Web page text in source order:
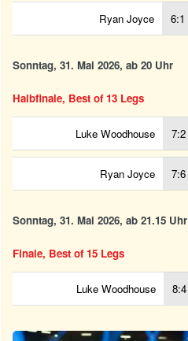
Ryan Joyce 6:1
Sonntag, 31. Mai 2026, ab 20 Uhr
Halbfinale, Best of 13 Legs
Luke Woodhouse 7:2
Ryan Joyce 7:6
Sonntag, 31. Mai 2026, ab 21.15 Uhr
Finale, Best of 15 Legs
Luke Woodhouse 8:4